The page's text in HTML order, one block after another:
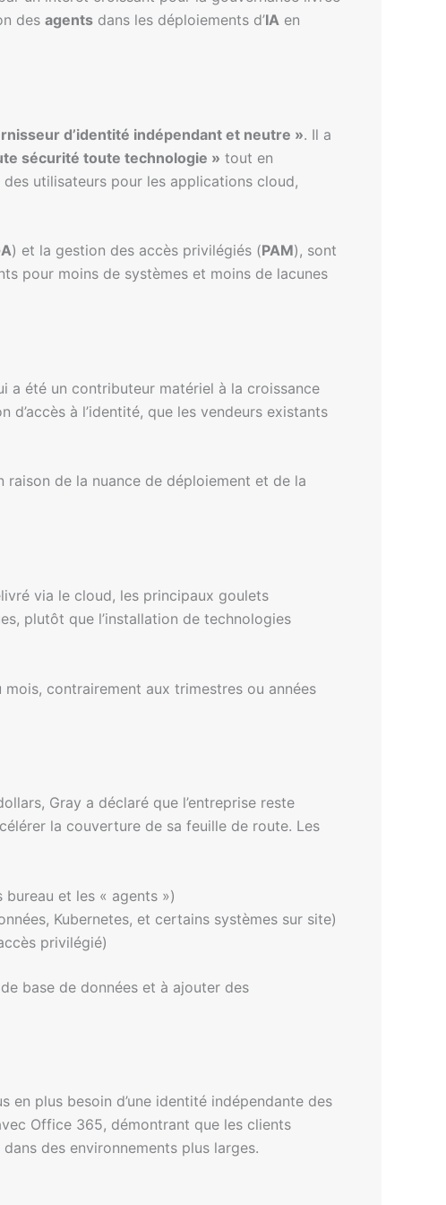
des agents dans les déploiements d’IA en
d’identité indépendant et neutre ». Il a
sécurité toute technologie » tout en
des utilisateurs pour les applications cloud,
) et la gestion des accès privilégiés (PAM), sont
pour moins de systèmes et moins de lacunes
a été un contributeur matériel à la croissance
à l’identité, que les vendeurs existants
raison de la nuance de déploiement et de la
via le cloud, les principaux goulets
plutôt que l’installation de technologies
mois, contrairement aux trimestres ou années
Gray a déclaré que l’entreprise reste
la couverture de sa feuille de route. Les
et les « agents »)
Kubernetes, et certains systèmes sur site)
privilégié)
base de données et à ajouter des
plus besoin d’une identité indépendante des
Office 365, démontrant que les clients
des environnements plus larges.